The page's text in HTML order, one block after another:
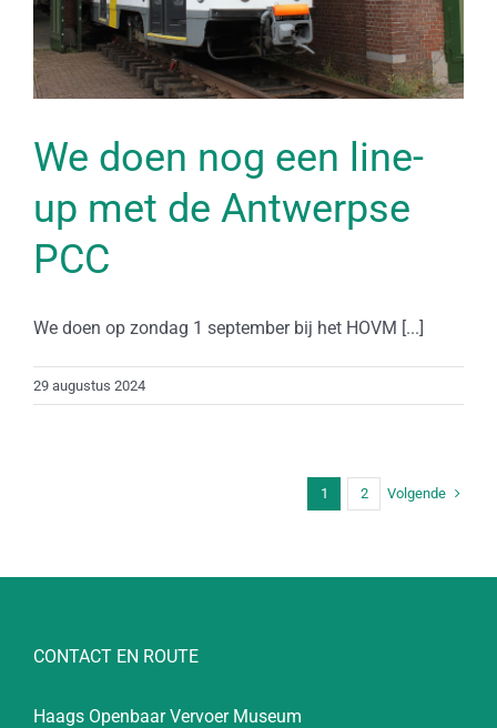
We doen nog een line-
up met de Antwerpse
PCC
We doen op zondag 1 september bij het HOVM [...]
29 augustus 2024
1 2 Volgende
CONTACT EN ROUTE
Haags Openbaar Vervoer Museum